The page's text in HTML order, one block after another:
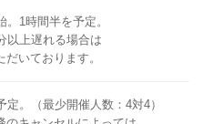
。1時間半を予定。
以上遅れる場合は
いております。
定。（最少開催人数：4対4）